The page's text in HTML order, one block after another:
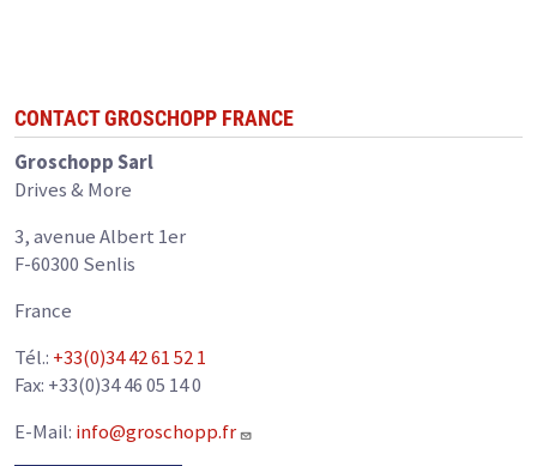
CONTACT GROSCHOPP FRANCE
Groschopp Sarl
Drives & More
3, avenue Albert 1er
F-60300 Senlis
France
Tél.: +33(0)34 42 61 52 1
Fax: +33(0)34 46 05 14 0
E-Mail: info@groschopp.fr